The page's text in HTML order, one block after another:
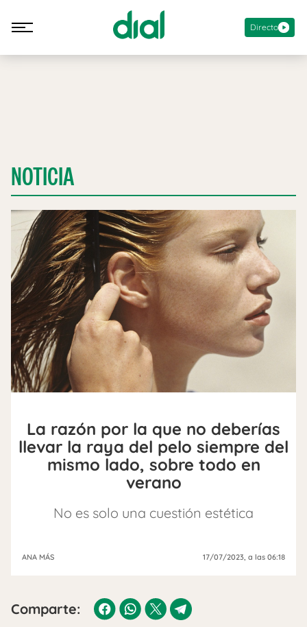
Directo
NOTICIA
La razón por la que no deberías
llevar la raya del pelo siempre del
mismo lado, sobre todo en
verano
No es solo una cuestión estética
ANA MÁS 17/07/2023, a las 06:18
Comparte: